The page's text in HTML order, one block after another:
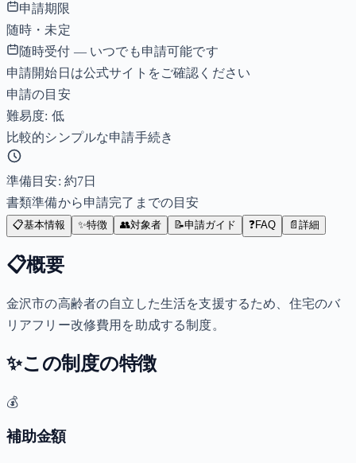
申請期限
随時・未定
随時受付 — いつでも申請可能です
申請開始日は公式サイトをご確認ください
申請の目安
難易度: 低
比較的シンプルな申請手続き
準備目安: 約7日
書類準備から申請完了までの目安
📋基本情報 ✨特徴 👥対象者 📝申請ガイド ❓FAQ 📄 詳細
📋概要
金沢市の高齢者の自立した生活を支援するため、住宅のバ
リアフリー改修費用を助成する制度。
✨この制度の特徴
💰
補助金額